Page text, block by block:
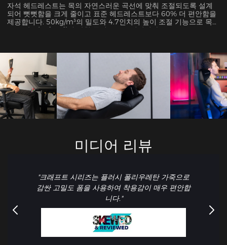
자석 헤드레스트는 목의 자연스러운 곡선에 맞춰 조절되도록 설계
되어 뻣뻣함을 크게 줄이고 표준 헤드레스트보다 60% 더 편안함을
제공합니다. 50kg/m³의 밀도와 4.7인치의 높이 조절 기능으로 목의
코브 각도(28°-34°)에 맞춰 동적으로 조절됩니다.
미디어 리뷰
"크래프트 시리즈는 플러시 폴리우레탄 가죽으로
감싼 고밀도 폼을 사용하여 착용감이 매우 편안합
니다."